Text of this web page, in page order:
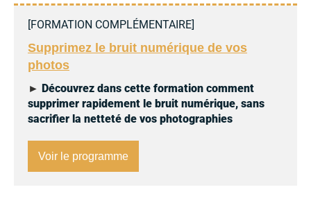
[FORMATION COMPLÉMENTAIRE]
Supprimez le bruit numérique de vos
photos
► Découvrez dans cette formation comment
supprimer rapidement le bruit numérique, sans
sacrifier la netteté de vos photographies
Voir le programme